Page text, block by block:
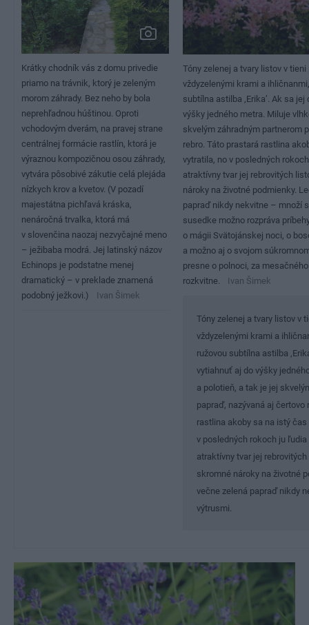
Krátky chodník vás z domu privedie
priamo na trávnik, ktorý je zeleným
morom záhrady. Bez neho by bola
neprehľadnou húštinou. Oproti
vchodovým dverám, na pravej strane
centrálnej formácie rastlín, ktorá je
výraznou kompozičnou osou záhrady,
vytvára pôsobivé zákutie celá plejáda
nízkych krov a kvetov. (V pozadí
majestátna pichľavá kráska,
nenáročná trvalka, ktorá má
v slovenčina naozaj nezvyčajné meno
– ježibaba modrá. Jej latinský názov
Echinops je podstatne menej
dramatický – v preklade znamená
podobný ježkovi.)
Ivan Šimek
Tóny zelenej a tvary listov v
vždyzelenými krami a
subtílna astilba ‚Erika’. Ak sa
výšky jedného metra. Miluje
skvelým záhradným partnerom
rebro. Táto prastará rastlina
vytratila, no v posledných
atraktívny tvar jej rebrovitých
nároky na životné podmienky.
papraď nikdy nekvitne – množí
susedke možno rozpráva
o mágii Svätojánskej noci, o
a možno aj o svojom
presne o polnoci, za
rozkvitne.
Ivan Šimek
Tóny zelenej a tvary listov v
vždyzelenými krami a
ružovou subtílna astilba
vytiahnuť aj do výšky
a polotieň, a tak je jej
papraď, nazývaná aj čertovo
rastlina akoby sa na istý čas
v posledných rokoch ju ľudia
atraktívny tvar jej
skromné nároky na životné
večne zelená papraď nikdy
výtrusmi.